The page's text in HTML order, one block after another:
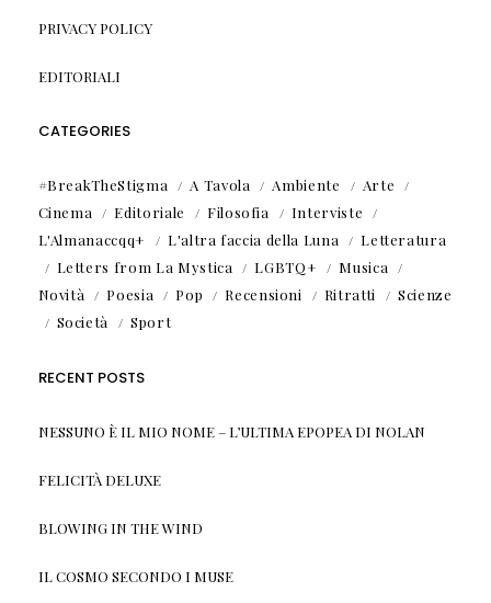
PRIVACY POLICY
EDITORIALI
CATEGORIES
#BreakTheStigma A Tavola Ambiente
Arte
Cinema
Editoriale Filosofia
Interviste
L'Almanaccqq+
L'altra faccia della Luna
Letteratura
Letters from La Mystica
LGBTQ+
Musica
Novità
Poesia Pop Recensioni Ritratti
Scienze
Società
Sport
RECENT POSTS
NESSUNO È IL MIO NOME – L’ULTIMA EPOPEA DI NOLAN
FELICITÀ DELUXE
BLOWING IN THE WIND
IL COSMO SECONDO I MUSE